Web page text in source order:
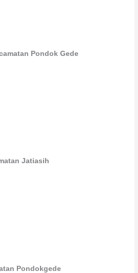
Pondok Gede
Jatiasih
Pondokgede